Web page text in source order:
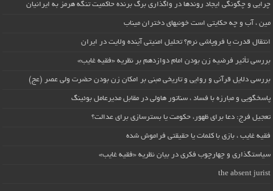
چرایی و چگونگی ایجاد روندها در واگذاری برگ برنده حاکمیت تنگه هرمز به ایرانیان
مین ، آب و چه حکایتی است خونبهای دختران میناب
انتقال قدرت یا فروپاشی نرم؟ تحلیل امنیتی آینده ولایت در ایران
بررسی تأثیر فرضیه زن بودن امام دوازدهم بر نظریه «فقیه غایب»
بررسی دلایل قرآنی و روایی و تاریخی مبنی بر امکان زن بودن حضرت ولی عصر (عج)
پاسخگویی و مبارزه با فساد ، سناتور هاولی در مقابل مدیرعامل بوئینگ
تعجیل فرج: دعا برای ظهور، حکومت یا بسترسازی برای عدالت؟
فقیه غایب ، بازی با کلمات یا حقیقتی فراموش شده
سیاستگذاری و چهارچوب فکری در بیان نظریه «فقیه غایب»
the absent jurist